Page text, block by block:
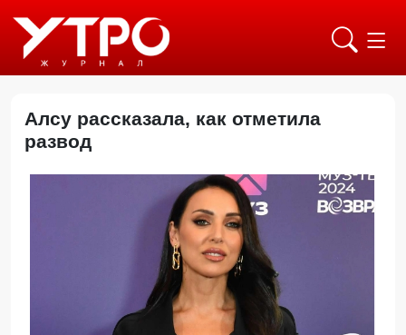
Алсу рассказала, как отметила
развод